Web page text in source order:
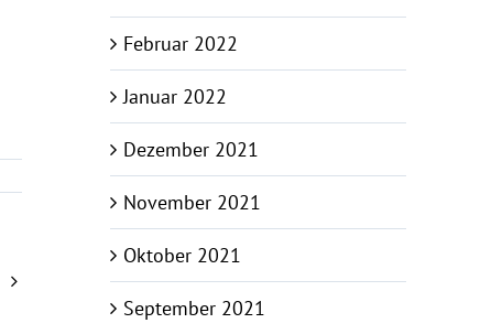
Februar 2022
Januar 2022
Dezember 2021
November 2021
Oktober 2021
September 2021